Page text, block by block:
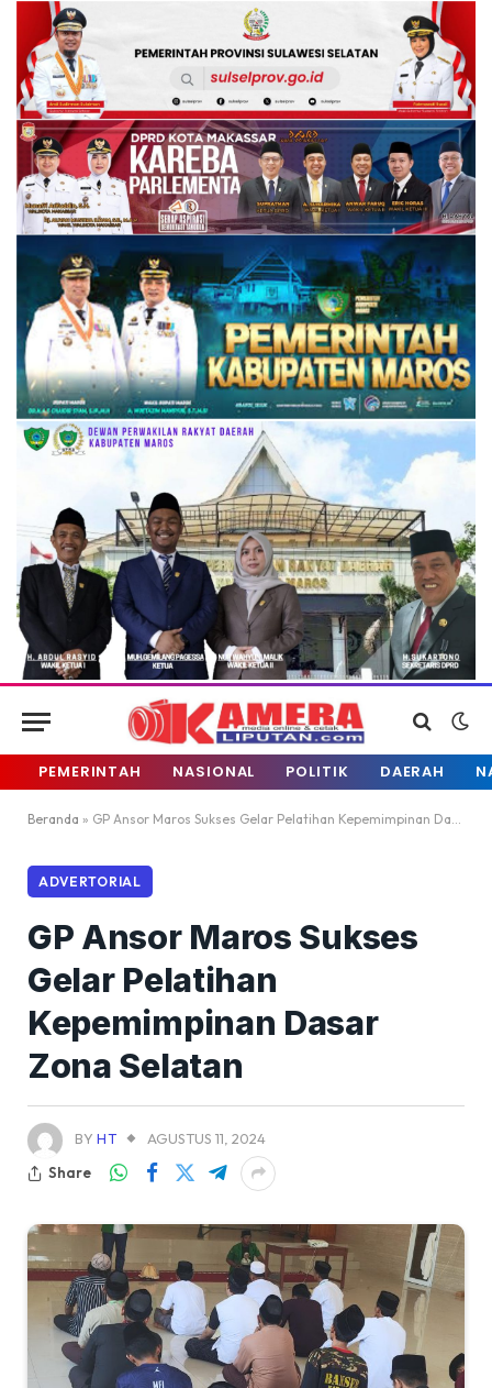
PEMERINTAH NASIONAL POLITIK DAERAH
Beranda » GP Ansor Maros Sukses Gelar Pelatihan Kepemimpinan Dasar Zona Selatan
ADVERTORIAL
GP Ansor Maros Sukses
Gelar Pelatihan
Kepemimpinan Dasar
Zona Selatan
BY HT
AGUSTUS 11, 2024
Share